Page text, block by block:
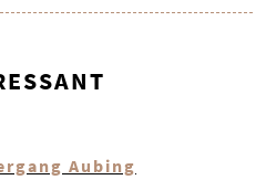
Aubing